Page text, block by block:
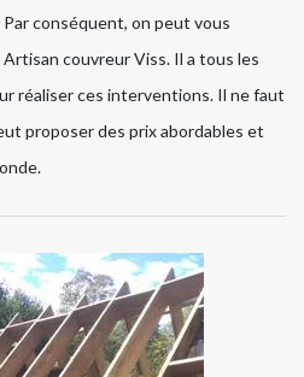
conséquent, on peut vous
couvreur Viss. Il a tous les
réaliser ces interventions. Il ne faut
proposer des prix abordables et